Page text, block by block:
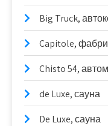
Big Truck,
Capitole,
Chisto 54,
de Luxe, сауна
De Luxe, сауна